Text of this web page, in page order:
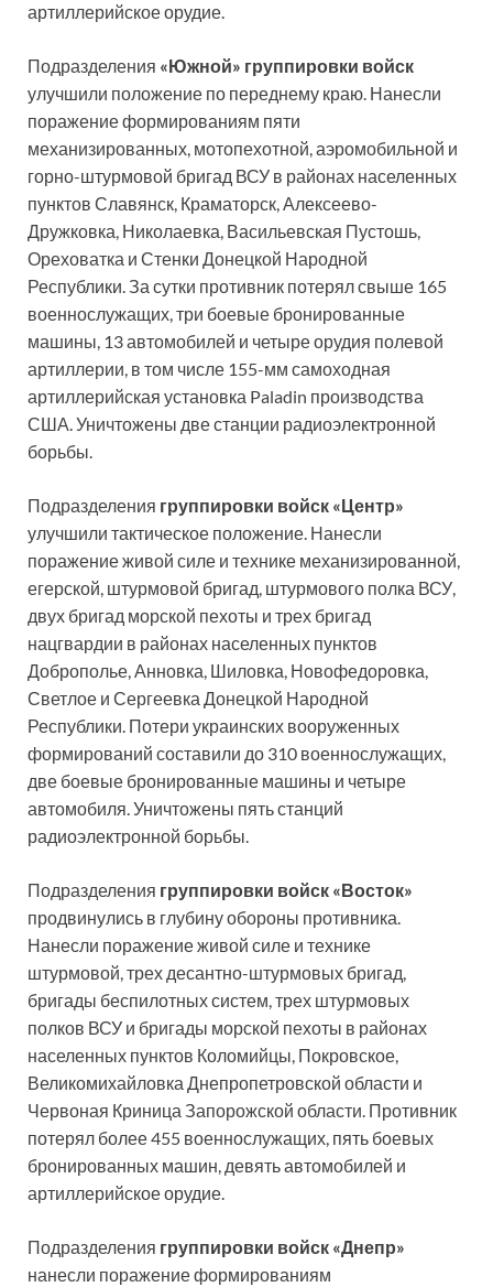
артиллерийское орудие.
Подразделения «Южной» группировки войск
улучшили положение по переднему краю. Нанесли
поражение формированиям пяти
механизированных, мотопехотной, аэромобильной и
горно-штурмовой бригад ВСУ в районах населенных
пунктов Славянск, Краматорск, Алексеево-
Дружковка, Николаевка, Васильевская Пустошь,
Ореховатка и Стенки Донецкой Народной
Республики. За сутки противник потерял свыше 165
военнослужащих, три боевые бронированные
машины, 13 автомобилей и четыре орудия полевой
артиллерии, в том числе 155-мм самоходная
артиллерийская установка Paladin производства
США. Уничтожены две станции радиоэлектронной
борьбы.
Подразделения группировки войск «Центр»
улучшили тактическое положение. Нанесли
поражение живой силе и технике механизированной,
егерской, штурмовой бригад, штурмового полка ВСУ,
двух бригад морской пехоты и трех бригад
нацгвардии в районах населенных пунктов
Доброполье, Анновка, Шиловка, Новофедоровка,
Светлое и Сергеевка Донецкой Народной
Республики. Потери украинских вооруженных
формирований составили до 310 военнослужащих,
две боевые бронированные машины и четыре
автомобиля. Уничтожены пять станций
радиоэлектронной борьбы.
Подразделения группировки войск «Восток»
продвинулись в глубину обороны противника.
Нанесли поражение живой силе и технике
штурмовой, трех десантно-штурмовых бригад,
бригады беспилотных систем, трех штурмовых
полков ВСУ и бригады морской пехоты в районах
населенных пунктов Коломийцы, Покровское,
Великомихайловка Днепропетровской области и
Червоная Криница Запорожской области. Противник
потерял более 455 военнослужащих, пять боевых
бронированных машин, девять автомобилей и
артиллерийское орудие.
Подразделения группировки войск «Днепр»
нанесли поражение формированиям